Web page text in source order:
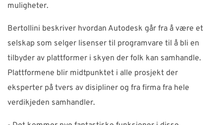
muligheter.
Bertollini beskriver hvordan Autodesk går fra å være et
selskap som selger lisenser til programvare til å bli en
tilbyder av plattformer i skyen der folk kan samhandle.
Plattformene blir midtpunktet i alle prosjekt der
eksperter på tvers av disipliner og fra firma fra hele
verdikjeden samhandler.